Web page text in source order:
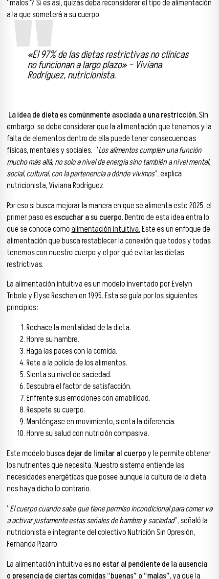
“malos”? Si es así, quizás deba reconsiderar el tipo de alimentación
a la que someterá a su cuerpo.
«El 97% de las dietas restrictivas no clínicas
no funcionan a largo plazo» – Viviana
Rodríguez, nutricionista.
La idea de dieta es comúnmente asociada a una restricción.Sin
embargo, se debe considerar que la alimentación que tenemos y la
falta de elementos dentro de ella puede tener consecuencias
físicas, mentales y sociales. “Los alimentos cumplen una función
mucho más allá, no solo a nivel de energía sino también a nivel mental,
social, cultural, con la pertenencia a dónde vivimos”, explica
nutricionista, Viviana Rodríguez.
Por eso si busca mejorar la manera en que se alimenta este 2025, el
primer paso esescuchar a su cuerpo.Dentro de esta idea entra lo
que se conoce comoalimentación intuitiva.Este es un enfoque de
alimentaciónque busca restablecer la conexión que todos y todas
tenemos con nuestro cuerpo y el por qué evitar las dietas
restrictivas.
La alimentación intuitiva es un modelo inventado por Evelyn
Tribole y Elyse Reschen en 1995. Esta se guía por los siguientes
principios:
Rechace la mentalidad de la dieta.
Honre su hambre.
Haga las paces con la comida.
Rete a la policía de los alimentos.
Sienta su nivel de saciedad.
Descubra el factor de satisfacción.
Enfrente sus emociones con amabilidad.
Respete su cuerpo.
Manténgase en movimiento, sienta la diferencia.
Honre su salud con nutrición compasiva.
Este modelo busca dejar de limitar al cuerpoy le permite obtener
los nutrientes que necesita. Nuestro sistema entiende las
necesidades energéticas que posee aunque la cultura de la dieta
nos haya dicho lo contrario.
“El cuerpo cuando sabe que tiene permiso incondicional para comer va
a activar justamente estas señales de hambre y saciedad”, señaló la
nutricionista e integrante del colectivo Nutrición Sin Opresión,
Fernanda Pizarro.
La alimentación intuitiva esno estar al pendiente de la ausencia
o presencia de ciertas comidas “buenas” o “malas”, ya que la